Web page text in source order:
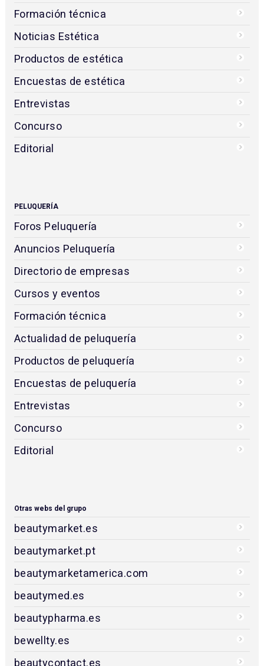
Formación técnica
Noticias Estética
Productos de estética
Encuestas de estética
Entrevistas
Concurso
Editorial
PELUQUERÍA
Foros Peluquería
Anuncios Peluquería
Directorio de empresas
Cursos y eventos
Formación técnica
Actualidad de peluquería
Productos de peluquería
Encuestas de peluquería
Entrevistas
Concurso
Editorial
Otras webs del grupo
beautymarket.es
beautymarket.pt
beautymarketamerica.com
beautymed.es
beautypharma.es
bewellty.es
beautycontact.es